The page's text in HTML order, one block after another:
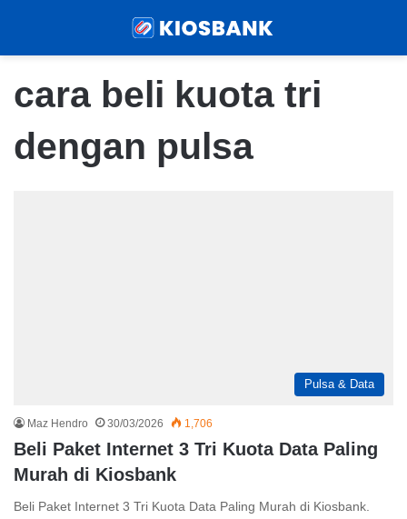
cara beli kuota tri
dengan pulsa
Pulsa & Data
Maz Hendro 30/03/2026 1,706
Beli Paket Internet 3 Tri Kuota Data Paling
Murah di Kiosbank
Beli Paket Internet 3 Tri Kuota Data Paling Murah di Kiosbank.